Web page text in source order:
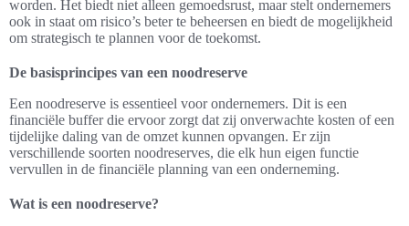
worden. Het biedt niet alleen gemoedsrust, maar stelt ondernemers
ook in staat om risico’s beter te beheersen en biedt de mogelijkheid
om strategisch te plannen voor de toekomst.
De basisprincipes van een noodreserve
Een noodreserve is essentieel voor ondernemers. Dit is een
financiële buffer die ervoor zorgt dat zij onverwachte kosten of een
tijdelijke daling van de omzet kunnen opvangen. Er zijn
verschillende soorten noodreserves, die elk hun eigen functie
vervullen in de financiële planning van een onderneming.
Wat is een noodreserve?